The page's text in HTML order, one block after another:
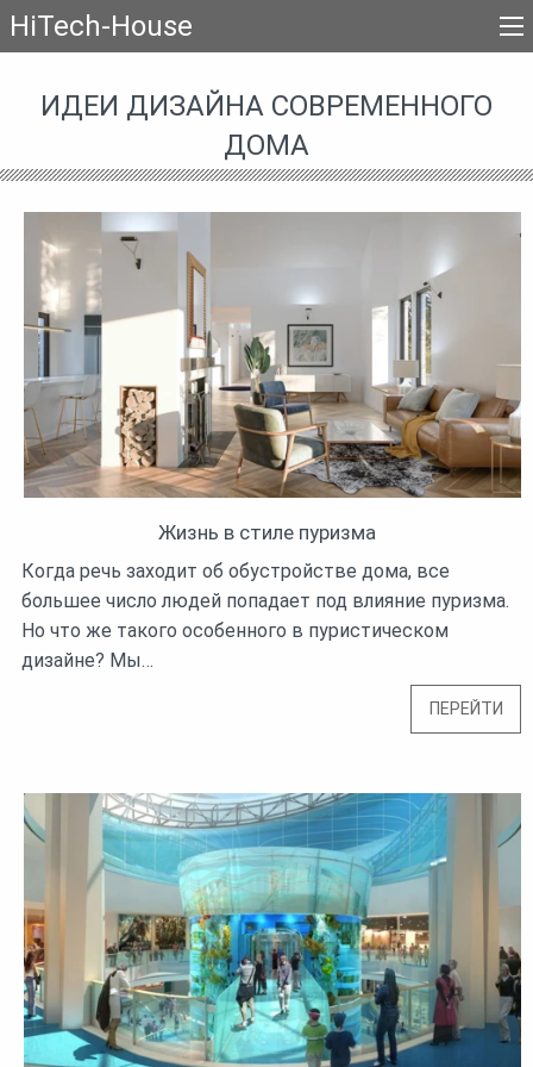
HiTech-House
ИДЕИ ДИЗАЙНА СОВРЕМЕННОГО
ДОМА
Жизнь в стиле пуризма
Когда речь заходит об обустройстве дома, все
большее число людей попадает под влияние пуризма.
Но что же такого особенного в пуристическом
дизайне? Мы…
ПЕРЕЙТИ